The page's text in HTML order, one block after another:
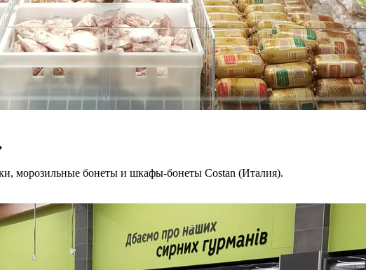
морозильные бонеты и шкафы-бонеты Costan (Италия).